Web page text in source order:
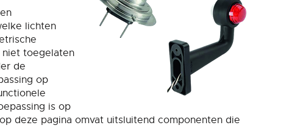
lichten
niet toegelaten
de
op
is op
deze pagina omvat uitsluitend componenten die